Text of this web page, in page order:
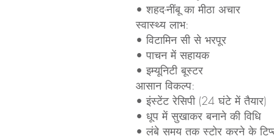
• शहद-नींबू का मीठा अचार
स्वास्थ्य लाभ:
• विटामिन सी से भरपूर
• पाचन में सहायक
• इम्यूनिटी बूस्टर
आसान विकल्प:
• इंस्टेंट रेसिपी (24 घंटे में तैयार)
• धूप में सुखाकर बनाने की विधि
• लंबे समय तक स्टोर करने के